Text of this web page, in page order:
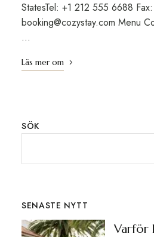
StatesTel: +1 212 555 6688
booking@cozystay.com Menu
…
Läs mer om
SÖK
SENASTE NYTT
Varför